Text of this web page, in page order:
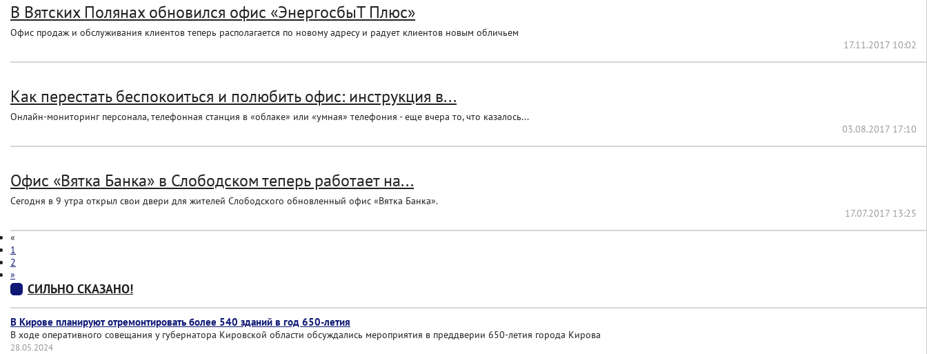
В Вятских Полянах обновился офис «ЭнергосбыТ Плюс»
Офис продаж и обслуживания клиентов теперь располагается по новому адресу и радует клиентов новым обличьем
17.11.2017 10:02
Как перестать беспокоиться и полюбить офис: инструкция в...
Онлайн-мониторинг персонала, телефонная станция в «облаке» или «умная» телефония - еще вчера то, что казалось...
03.08.2017 17:10
Офис «Вятка Банка» в Слободском теперь работает на...
Сегодня в 9 утра открыл свои двери для жителей Слободского обновленный офис «Вятка Банка».
17.07.2017 13:25
«
1
2
»
СИЛЬНО СКАЗАНО!
В Кирове планируют отремонтировать более 540 зданий в год 650-летия
В ходе оперативного совещания у губернатора Кировской области обсуждались мероприятия в преддверии 650-летия города Кирова
28.05.2024